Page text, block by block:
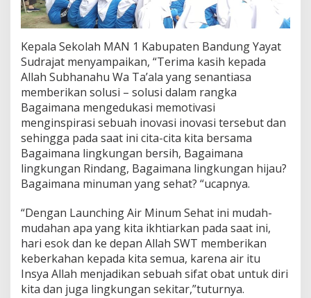
Kepala Sekolah MAN 1 Kabupaten Bandung Yayat
Sudrajat menyampaikan, “Terima kasih kepada
Allah Subhanahu Wa Ta’ala yang senantiasa
memberikan solusi – solusi dalam rangka
Bagaimana mengedukasi memotivasi
menginspirasi sebuah inovasi inovasi tersebut dan
sehingga pada saat ini cita-cita kita bersama
Bagaimana lingkungan bersih, Bagaimana
lingkungan Rindang, Bagaimana lingkungan hijau?
Bagaimana minuman yang sehat? “ucapnya.
“Dengan Launching Air Minum Sehat ini mudah-
mudahan apa yang kita ikhtiarkan pada saat ini,
hari esok dan ke depan Allah SWT memberikan
keberkahan kepada kita semua, karena air itu
Insya Allah menjadikan sebuah sifat obat untuk diri
kita dan juga lingkungan sekitar,”tuturnya.